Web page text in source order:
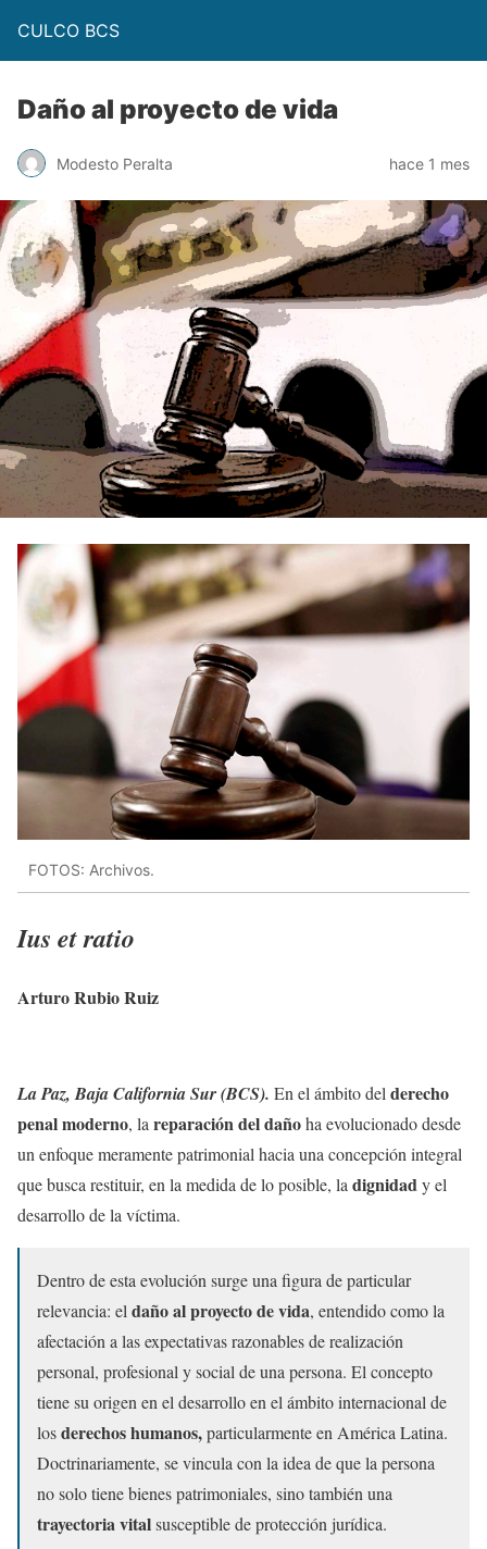
CULCO BCS
Daño al proyecto de vida
Modesto Peralta hace 1 mes
FOTOS: Archivos.
Ius et ratio
Arturo Rubio Ruiz
La Paz, Baja California Sur (BCS). En el ámbito del derecho
penal moderno, la reparación del dañoha evolucionado desde
un enfoque meramente patrimonial hacia una concepción integral
que busca restituir, en la medida de lo posible, la dignidady el
desarrollo de la víctima.
Dentro de esta evolución surge una figura de particular
relevancia: el daño al proyecto de vida, entendido como la
afectación a las expectativas razonables de realización
personal, profesional y social de una persona. El concepto
tiene su origen en el desarrollo en el ámbito internacional de
losderechos humanos,particularmente en América Latina.
Doctrinariamente, se vincula con la idea de que la persona
no solo tiene bienes patrimoniales, sino también una
trayectoria vitalsusceptible de protección jurídica.